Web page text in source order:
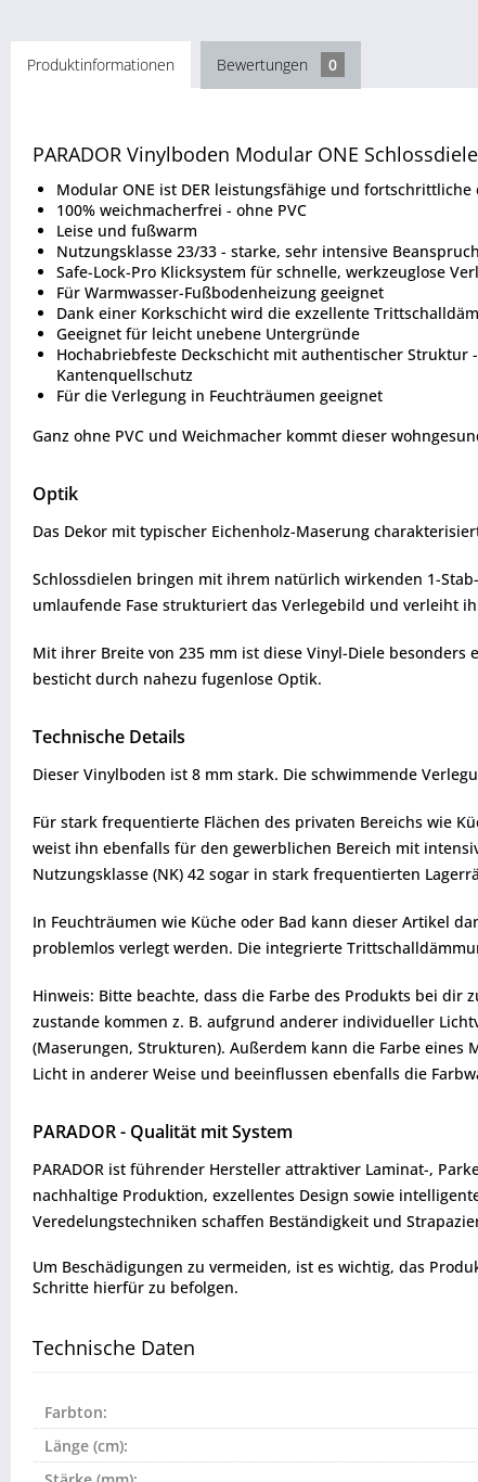
Produktinformationen Bewertungen 0
PARADOR Vinylboden Modular ONE Schlossdiele
Modular ONE ist DER leistungsfähige und
100% weichmacherfrei - ohne PVC
Leise und fußwarm
Nutzungsklasse 23/33 - starke, sehr intensive
Safe-Lock-Pro Klicksystem für schnelle, werkzeuglose
Für Warmwasser-Fußbodenheizung geeignet
Dank einer Korkschicht wird die exzellente
Geeignet für leicht unebene Untergründe
Hochabriebfeste Deckschicht mit authentischer
Kantenquellschutz
Für die Verlegung in Feuchträumen geeignet
Ganz ohne PVC und Weichmacher kommt dieser
Optik
Das Dekor mit typischer Eichenholz-Maserung
Schlossdielen bringen mit ihrem natürlich wirkenden 1-
umlaufende Fase strukturiert das Verlegebild und verleiht
Mit ihrer Breite von 235 mm ist diese Vinyl-Diele
besticht durch nahezu fugenlose Optik.
Technische Details
Dieser Vinylboden ist 8 mm stark. Die schwimmende
Für stark frequentierte Flächen des privaten Bereichs wie
weist ihn ebenfalls für den gewerblichen Bereich mit
Nutzungsklasse (NK) 42 sogar in stark frequentierten
In Feuchträumen wie Küche oder Bad kann dieser Artikel
problemlos verlegt werden. Die integrierte
Hinweis: Bitte beachte, dass die Farbe des Produkts bei
zustande kommen z. B. aufgrund anderer individueller
(Maserungen, Strukturen). Außerdem kann die Farbe
Licht in anderer Weise und beeinflussen ebenfalls die
PARADOR - Qualität mit System
PARADOR ist führender Hersteller attraktiver Laminat-,
nachhaltige Produktion, exzellentes Design sowie
Veredelungstechniken schaffen Beständigkeit und
Um Beschädigungen zu vermeiden, ist es wichtig, das
Schritte hierfür zu befolgen.
Technische Daten
Farbton:
Länge (cm):